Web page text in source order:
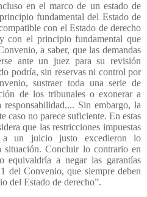
en el marco de un estado de
fundamental del Estado de
con el Estado de derecho
con el principio fundamental que
a saber, que las demandas
ante un juez para su revisión
podría, sin reservas ni control por
sustraer toda una serie de
de los tribunales o exonerar a
responsabilidad.... Sin embargo, la
caso no parece suficiente. En estas
que las restricciones impuestas
a un juicio justo excedieron lo
situación. Concluir lo contrario en
equivaldría a negar las garantías
del Convenio, que siempre deben
del Estado de derecho”.